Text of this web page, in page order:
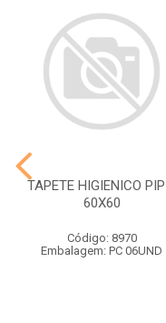
TAPETE HIGIENICO
60X60
Código: 8970
Embalagem: PC 06UND